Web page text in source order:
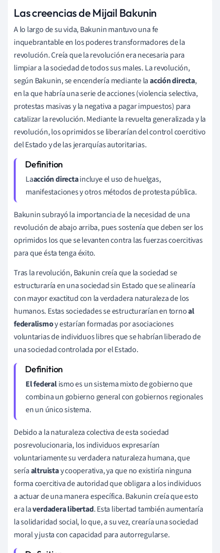
Las creencias de Mijail Bakunin
A lo largo de su vida, Bakunin mantuvo una fe
inquebrantable en los poderes transformadores de la
revolución. Creía que la revolución era necesaria para
limpiar a la sociedad de todos sus males. La revolución,
según Bakunin, se encendería mediante laacción directa,
en la que habría una serie de acciones (violencia selectiva,
protestas masivas y la negativa a pagar impuestos) para
catalizar la revolución. Mediante la revuelta generalizada y la
revolución, los oprimidos se liberarían del control coercitivo
del Estado y de las jerarquías autoritarias.
Laacción directaincluyeel uso de huelgas,
manifestaciones y otros métodos de protesta pública.
Bakunin subrayó la importancia de la necesidad de una
revolución de abajo arriba, pues sostenía que deben ser los
oprimidos los que se levanten contra las fuerzas coercitivas
para que ésta tenga éxito.
Tras la revolución, Bakunin creía que la sociedad se
estructuraría en una sociedad sin Estado que se alinearía
con mayor exactitud con la verdadera naturaleza de los
humanos. Estas sociedades se estructurarían en tornoal
federalismoy estarían formadas por asociaciones
voluntarias de individuos libres que se habrían liberado de
una sociedad controlada por el Estado.
El federalismo esun sistema mixto de gobierno que
combina un gobierno general con gobiernos regionales
en un único sistema.
Debido a la naturaleza colectiva de esta sociedad
posrevolucionaria, los individuos expresarían
voluntariamente su verdadera naturaleza humana, que
seríaaltruistay cooperativa, ya que no existiría ninguna
forma coercitiva de autoridad que obligara a los individuos
a actuar de una manera específica. Bakunin creía que esto
era laverdadera libertad. Esta libertad también aumentaría
la solidaridad social, lo que, a su vez, crearía una sociedad
moral y justa con capacidad para autorregularse.